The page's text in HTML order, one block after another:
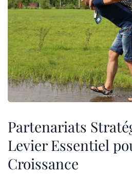
Partenariats
Levier Essentiel
Croissance